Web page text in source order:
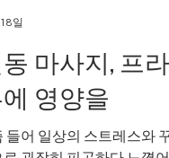
일
마사지, 프라